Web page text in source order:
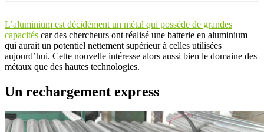
L’aluminium est décidément un métal qui possède de grandes
capacités car des chercheurs ont réalisé une batterie en aluminium
qui aurait un potentiel nettement supérieur à celles utilisées
aujourd’hui. Cette nouvelle intéresse alors aussi bien le domaine des
métaux que des hautes technologies.
Un rechargement express